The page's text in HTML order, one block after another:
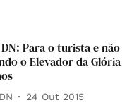
Para o turista e não
o Elevador da Glória
24 Out 2015